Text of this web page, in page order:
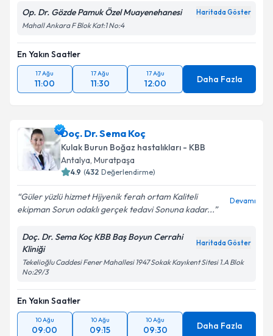
Op. Dr. Gözde Pamuk Özel Muayenehanesi Haritada Göster
Mahall Ankara F Blok Kat:1 No:4
En Yakın Saatler
17 Ağu
11:00
17 Ağu
11:30
17 Ağu
12:00 Daha Fazla
Doç. Dr. Sema Koç
Kulak Burun Boğaz hastalıkları - KBB
Antalya, Muratpaşa
4.9 (432 Değerlendirme)
Güler yüzlü hizmet Hijyenik ferah ortam Kaliteli
ekipman Sorun odaklı gerçek tedavi Sonuna kadar...
Devamı
Doç. Dr. Sema Koç KBB Baş Boyun Cerrahi
Kliniği
Haritada Göster
Tekelioğlu Caddesi Fener Mahallesi 1947 Sokak Kayıkent Sitesi 1.A Blok
No:29/3
En Yakın Saatler
10 Ağu
09:00
10 Ağu
09:15
10 Ağu
09:30 Daha Fazla